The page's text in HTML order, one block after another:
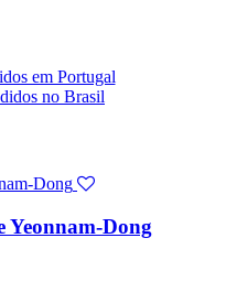
Dong